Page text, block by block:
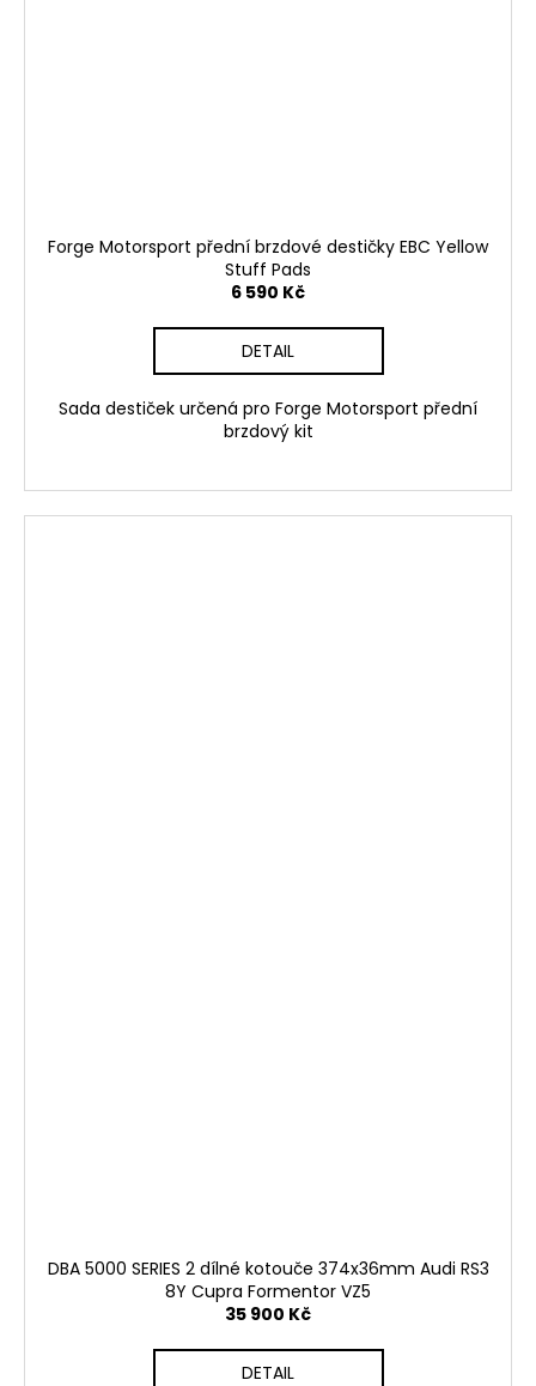
Forge Motorsport přední brzdové destičky EBC Yellow
Stuff Pads
6 590 Kč
DETAIL
Sada destiček určená pro Forge Motorsport přední
brzdový kit
DBA 5000 SERIES 2 dílné kotouče 374x36mm Audi RS3
8Y Cupra Formentor VZ5
35 900 Kč
DETAIL